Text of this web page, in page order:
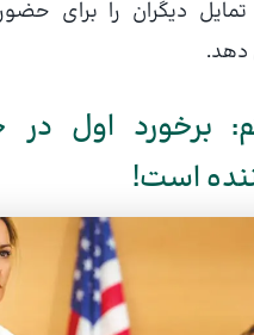
دیگران را برای
دهد.
برخورد اول
است!